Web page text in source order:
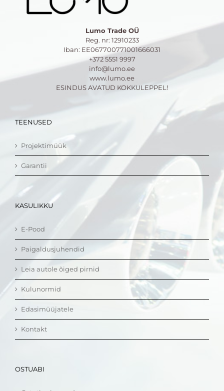
Lumo Trade OÜ
Reg. nr: 12910233
Iban: EE067700771001666031
+372 5551 9997
info@lumo.ee
www.lumo.ee
ESINDUS AVATUD KOKKULEPPEL!
TEENUSED
Projektimüük
Garantii
KASULIKKU
E-Pood
Paigaldusjuhendid
Leia autole õiged pirnid
Kulunormid
Edasimüüjatele
Kontakt
OSTUABI